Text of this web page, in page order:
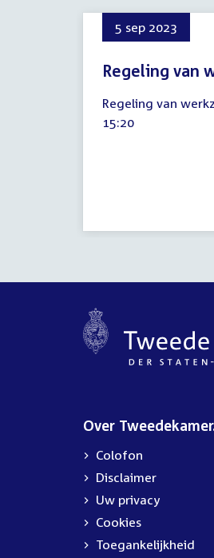
5 sep 2023
Regeling van
september
2023
Regeling van
Tijd
15:20
Over
Colofon
Disclaimer
Uw privacy
Cookies
Toegankelijkheid